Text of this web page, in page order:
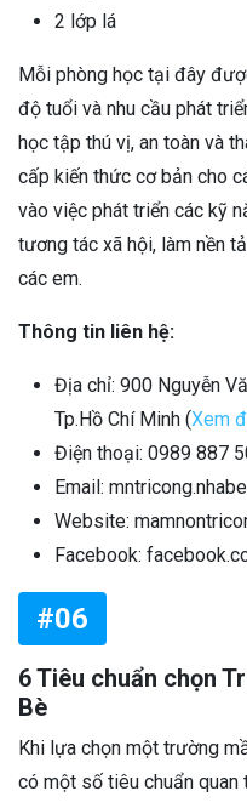
2 lớp lá
Mỗi phòng học tại đây
độ tuổi và nhu cầu phát
học tập thú vị, an toàn và
cấp kiến thức cơ bản cho
vào việc phát triển các kỹ
tương tác xã hội, làm nền
các em.
Thông tin liên hệ:
Địa chỉ: 900 Nguyễn
Tp.Hồ Chí Minh (Xem
Điện thoại: 0989 887
Email:
Website:
Facebook:
#06
6 Tiêu chuẩn chọn
Bè
Khi lựa chọn một trường
có một số tiêu chuẩn quan